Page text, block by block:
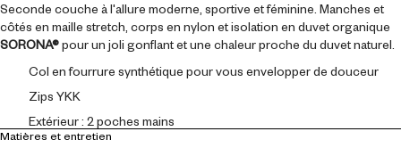
Seconde couche à l'allure moderne, sportive et féminine. Manches et
côtés en maille stretch, corps en nylon et isolation en duvet organique
SORONA®pour un joli gonflant et une chaleur proche du duvet naturel.
Col en fourrure synthétique pour vous envelopper de douceur
Zips YKK
Extérieur : 2 poches mains
Matières et entretien